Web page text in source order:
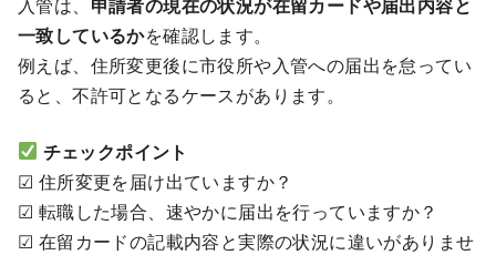
一致しているかを確認します。
例えば、住所変更後に市役所や入管への届出を怠ってい
ると、不許可となるケースがあります。
チェックポイント
☑ 住所変更を届け出ていますか？
☑ 転職した場合、速やかに届出を行っていますか？
☑ 在留カードの記載内容と実際の状況に違いがありませ